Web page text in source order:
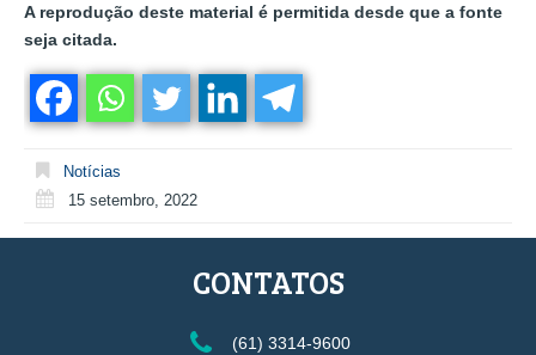
A reprodução deste material é permitida desde que a fonte
seja citada.
Notícias
15 setembro, 2022
CONTATOS
(61) 3314-9600